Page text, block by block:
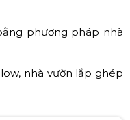
phương pháp nhà
nhà vườn lắp ghép